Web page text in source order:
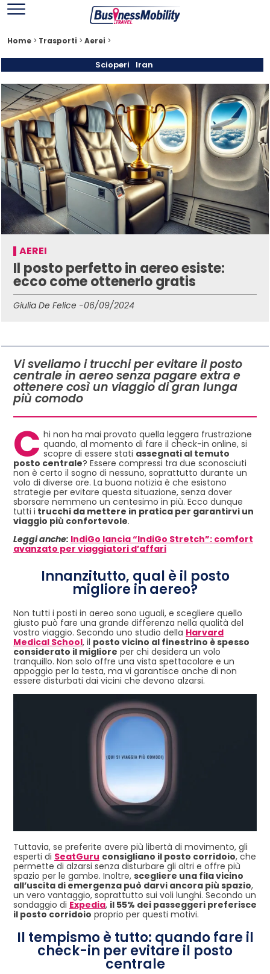
Home > Trasporti > Aerei >
Scioperi Iran
AEREI
Il posto perfetto in aereo esiste:
ecco come ottenerlo gratis
Giulia De Felice -06/09/2024
Vi sveliamo i trucchi per evitare il posto
centrale in aereo senza pagare extra e
ottenere così un viaggio di gran lunga
più comodo
C hi non ha mai provato quella leggera frustrazione
quando, al momento di fare il check-in online, si
scopre di essere stati assegnati al temuto
posto centrale? Essere compressi tra due sconosciuti
non è certo il sogno di nessuno, soprattutto durante un
volo di diverse ore. La buona notizia è che esistono
strategie per evitare questa situazione, senza dover
sborsare nemmeno un centesimo in più. Ecco dunque
tutti i trucchi da mettere in pratica per garantirvi un
viaggio più confortevole.
Leggi anche: IndiGo lancia “IndiGo Stretch”: comfort
avanzato per viaggiatori d’affari
Innanzitutto, qual è il posto
migliore in aereo?
Non tutti i posti in aereo sono uguali, e scegliere quello
giusto può fare una grande differenza nella qualità del
vostro viaggio. Secondo uno studio della Harvard
Medical School, il posto vicino al finestrino è spesso
considerato il migliore per chi desidera un volo
tranquillo. Non solo offre una vista spettacolare e un
appoggio per la testa, ma vi garantisce anche di non
essere disturbati dai vicini che devono alzarsi.
Tuttavia, se preferite avere più libertà di movimento, gli
esperti di SeatGuru consigliano il posto corridoio, che
permette di alzarsi senza disturbare gli altri e offre più
spazio per le gambe. Inoltre, scegliere una fila vicino
all’uscita di emergenza può darvi ancora più spazio,
un vero vantaggio, soprattutto sui voli lunghi. Secondo un
sondaggio di Expedia, il 55% dei passeggeri preferisce
il posto corridoio proprio per questi motivi.
Il tempismo è tutto: quando fare il
check-in per evitare il posto
centrale